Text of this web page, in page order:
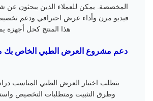
المخصصة. يمكن للعملاء الذين يبحثون عن
هذا المنتج كحل أجهزة
دعم مشروع العرض الطبي الخاص بك
يتطلب اختيار العرض الطبي المناسب
وطرق التثبيت ومتطلبات التخصيص